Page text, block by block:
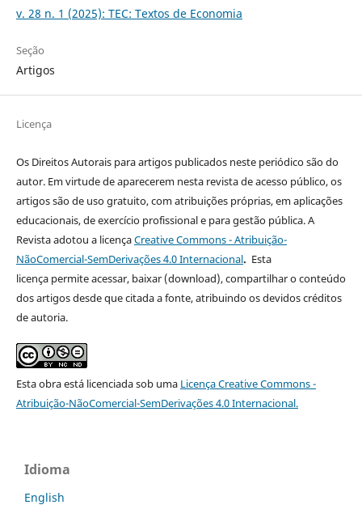
v. 28 n. 1 (2025): TEC: Textos de Economia
Seção
Artigos
Licença
Os Direitos Autorais para artigos publicados neste periódico são do
autor. Em virtude de aparecerem nesta revista de acesso público, os
artigos são de uso gratuito, com atribuições próprias, em aplicações
educacionais, de exercício profissional e para gestão pública. A
Revista adotou a licençaCreative Commons - Atribuição-
NãoComercial-SemDerivações 4.0 Internacional. Esta
licença permite acessar, baixar (download), compartilhar o conteúdo
dos artigos desde que citada a fonte, atribuindo os devidos créditos
de autoria.
Esta obra está licenciada sob uma LicençaCreative Commons -
Atribuição-NãoComercial-SemDerivações 4.0 Internacional.
Idioma
English